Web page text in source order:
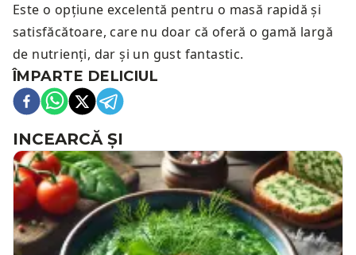
Este o opțiune excelentă pentru o masă rapidă și
satisfăcătoare, care nu doar că oferă o gamă largă
de nutrienți, dar și un gust fantastic.
ÎMPARTE DELICIUL
INCEARCĂ ȘI